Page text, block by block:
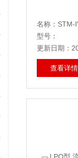
型号：
更新日期：
查看详情